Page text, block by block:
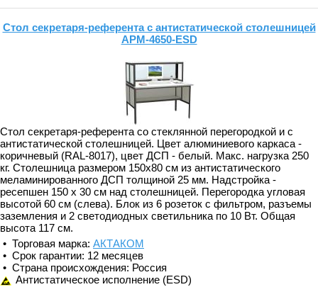
Стол секретаря-референта с антистатической столешницей
АРМ-4650-ESD
Стол секретаря-референта со стеклянной перегородкой и с
антистатической столешницей. Цвет алюминиевого каркаса -
коричневый (RAL-8017), цвет ДСП - белый. Макс. нагрузка 250
кг. Столешница размером 150х80 см из антистатического
меламинированного ДСП толщиной 25 мм. Надстройка -
ресепшен 150 х 30 см над столешницей. Перегородка угловая
высотой 60 см (слева). Блок из 6 розеток с фильтром, разъемы
заземления и 2 светодиодных светильника по 10 Вт. Общая
высота 117 см.
• Торговая марка: АКТАКОМ
• Срок гарантии: 12 месяцев
• Страна происхождения: Россия
Антистатическое исполнение (ESD)